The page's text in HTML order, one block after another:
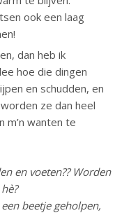
ook een laag
dan heb ik
hoe die dingen
en schudden, en
ze dan heel
m’n wanten te
en voeten?? Worden
beetje geholpen,